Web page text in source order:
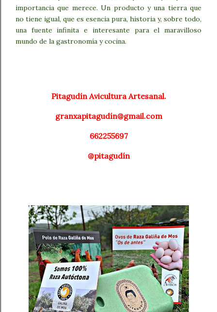
importancia que merece. Un producto y una tierra que
no tiene igual, que es esencia pura, historia y, sobre todo,
una fuente infinita e interesante para el maravilloso
mundo de la gastronomía y cocina.
Pitagudín Avicultura Artesanal.
granxapitagudín@gmail.com
662255697
@pitagudín